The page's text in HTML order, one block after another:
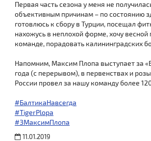
Первая часть сезона у меня не
объективным причинам – по состоянию
готовлюсь к сбору в Турции, посещал
нахожусь в неплохой форме, хочу весной
команде, порадовать калининградских
Напомним, Максим Плопа выступает за
года (с перерывом), в первенствах и
России провел за нашу команду более
#БалтикаНавсегда
#TigerPlopa
#3МаксимПлопа
11.01.2019